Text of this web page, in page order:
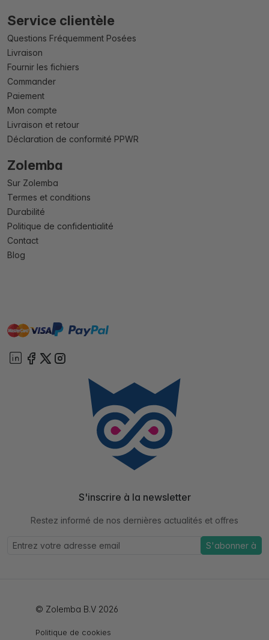
Service clientèle
Questions Fréquemment Posées
Livraison
Fournir les fichiers
Commander
Paiement
Mon compte
Livraison et retour
Déclaration de conformité PPWR
Zolemba
Sur Zolemba
Termes et conditions
Durabilité
Politique de confidentialité
Contact
Blog
mastervisa paypal
S'inscrire à la newsletter
Restez informé de nos dernières actualités et offres
S'abonner à
© Zolemba B.V 2026
Politique de cookies